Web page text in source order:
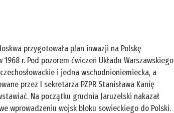
przygotowała plan inwazji na Polskę
r. Pod pozorem ćwiczeń Układu Warszawskiego
i jedna wschodnioniemiecka, a
przez I sekretarza PZPR Stanisława Kanię
Na początku grudnia Jaruzelski nakazał
wprowadzeniu wojsk bloku sowieckiego do Polski.